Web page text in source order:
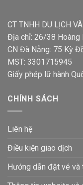
CT TNHH DU LỊCH
Địa chỉ: 26/38 Hoàng
CN Đà Nẵng: 75 Kỳ
MST: 3301715945
Giấy phép lữ hành
CHÍNH SÁCH
Liên hệ
Điều kiện giao dịch
Hướng dẫn đặt vé và